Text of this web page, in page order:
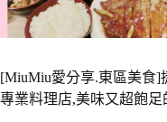
[MiuMiu愛分享.東區美食]
專業料理店,美味又超飽足